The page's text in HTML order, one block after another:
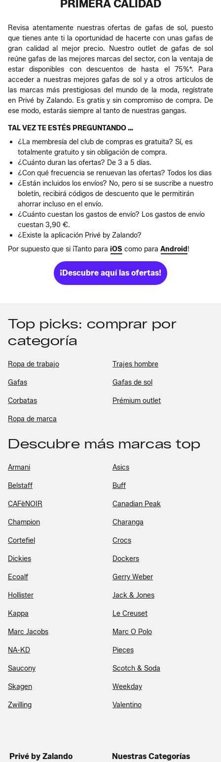
PRIMERA CALIDAD
Revisa atentamente nuestras ofertas de gafas de sol, puesto
que tienes ante ti la oportunidad de hacerte con unas gafas de
gran calidad al mejor precio. Nuestro outlet de gafas de sol
reúne gafas de las mejores marcas del sector, con la ventaja de
estar disponibles con descuentos de hasta el 75%*. Para
acceder a nuestras mejores gafas de sol y a otros artículos de
las marcas más prestigiosas del mundo de la moda, regístrate
en Privé by Zalando. Es gratis y sin compromiso de compra. De
ese modo, estarás siempre al tanto de nuestras gangas.
TAL VEZ TE ESTÉS PREGUNTANDO …
¿La membresía del club de compras es gratuita? Sí, es
totalmente gratuito y sin obligación de compra.
¿Cuánto duran las ofertas? De 3 a 5 días.
¿Con qué frecuencia se renuevan las ofertas? Todos los dias
¿Están incluidos los envíos? No, pero si se suscribe a nuestro
boletín, recibirá códigos de descuento que le permitirán
ahorrar incluso en el envío.
¿Cuánto cuestan los gastos de envío? Los gastos de envío
cuestan 3,90 €.
¿Existe la aplicación Privé by Zalando?
Por supuesto que si ¡Tanto para iOS como para Android !
¡Descubre aquí las ofertas!
Top picks: comprar por
categoría
Ropa de trabajo Trajes hombre
Gafas Gafas de sol
Corbatas Prémium outlet
Ropa de marca
Descubre más marcas top
Armani Asics
Belstaff Buff
CAFèNOIR Canadian Peak
Champion Charanga
Cortefiel Crocs
Dickies Dockers
Ecoalf Gerry Weber
Hollister Jack & Jones
Kappa Le Creuset
Marc Jacobs Marc O Polo
NA-KD Pieces
Saucony Scotch & Soda
Skagen Weekday
Zwilling Valentino
Privé by Zalando Nuestras Categorías